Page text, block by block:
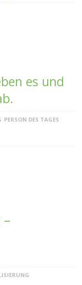
es und
PERSON DES TAGES